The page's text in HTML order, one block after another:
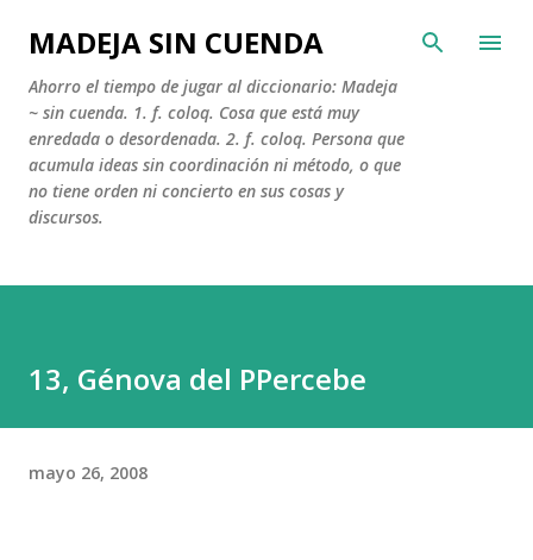
Ir al contenido principal
MADEJA SIN CUENDA
Ahorro el tiempo de jugar al diccionario: Madeja
~ sin cuenda. 1. f. coloq. Cosa que está muy
enredada o desordenada. 2. f. coloq. Persona que
acumula ideas sin coordinación ni método, o que
no tiene orden ni concierto en sus cosas y
discursos.
13, Génova del PPercebe
mayo 26, 2008